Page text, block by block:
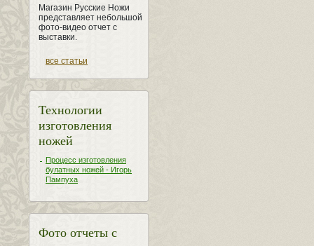
Магазин Русские Ножи
представляет небольшой
фото-видео отчет с
выставки.
все статьи
Технологии
изготовления
ножей
Процесс изготовления
булатных ножей - Игорь
Пампуха
Фото отчеты с